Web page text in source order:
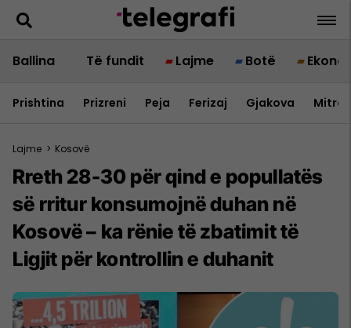
Ballina Të fundit Lajme Botë
Prishtina Prizreni Peja Ferizaj Gjakova
Lajme > Kosovë
Rreth 28-30 për qind e popullatës
së rritur konsumojnë duhan në
Kosovë – ka rënie të zbatimit të
Ligjit për kontrollin e duhanit